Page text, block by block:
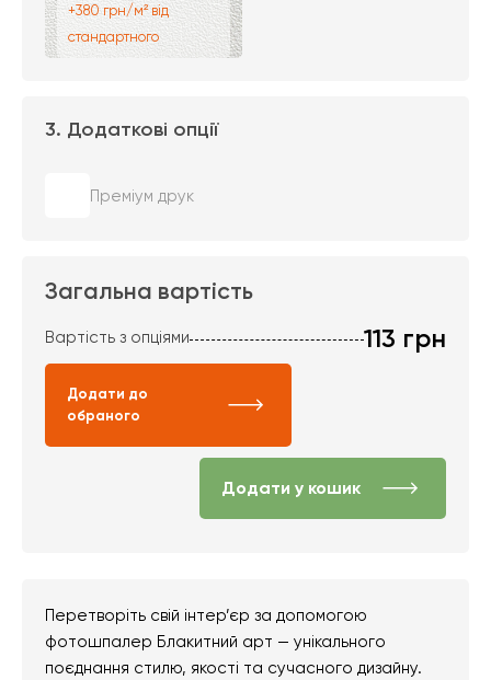
+380 грн/м² від
стандартного
3. Додаткові опції
Преміум друк
Загальна вартість
Вартість з опціями 113 грн
Додати до
обраного
Додати у кошик
Перетворіть свій інтер’єр за допомогою
фотошпалер Блакитний арт — унікального
поєднання стилю, якості та сучасного дизайну.